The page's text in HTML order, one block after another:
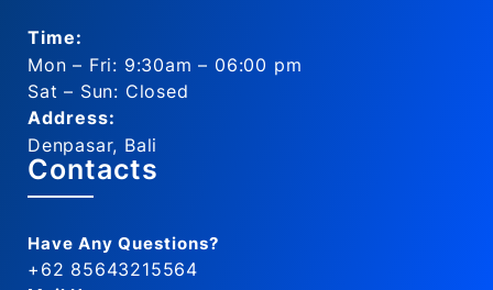
Time:
Mon – Fri: 9:30am – 06:00 pm
Sat – Sun: Closed
Address:
Denpasar, Bali
Contacts
Have Any Questions?
+62 85643215564